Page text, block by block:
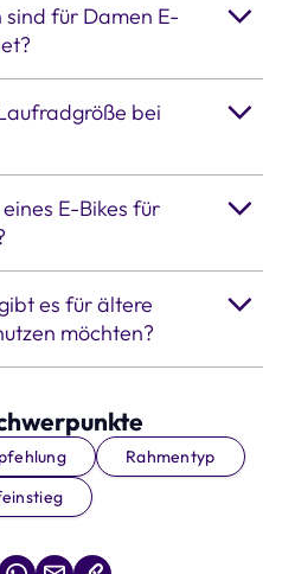
für Damen E-
bei
E-Bikes für
es für ältere
möchten?
Rahmentyp